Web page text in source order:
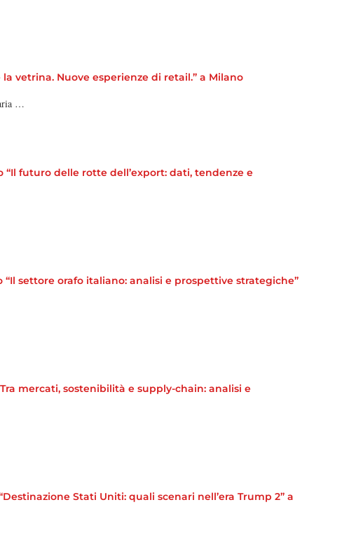
vetrina. Nuove esperienze di retail.” a Milano
…
futuro delle rotte dell’export: dati, tendenze e
settore orafo italiano: analisi e prospettive strategiche”
mercati, sostenibilità e supply-chain: analisi e
Stati Uniti: quali scenari nell’era Trump 2” a